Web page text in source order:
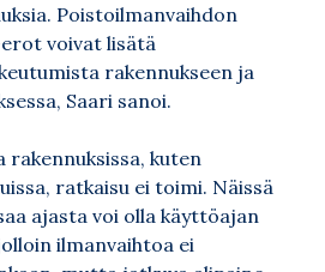
Poistoilmanvaihdon
voivat lisätä
rakennukseen ja
Saari sanoi.
rakennuksissa, kuten
ratkaisu ei toimi. Näissä
ajasta voi olla käyttöajan
ilmanvaihtoa ei